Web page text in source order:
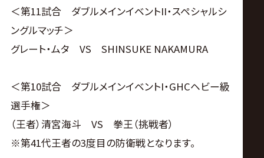
＜第11試合 ダブルメインイベントII・スペシャルシ
ングルマッチ＞
グレート・ムタ VS SHINSUKE NAKAMURA
＜第10試合 ダブルメインイベントI・GHCヘビー級
選手権＞
（王者）清宮海斗 VS 拳王（挑戦者）
※第41代王者の3度目の防衛戦となります。